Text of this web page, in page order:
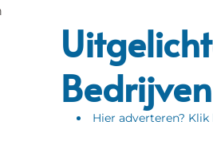
Bedrijven
Hier adverteren? Klik